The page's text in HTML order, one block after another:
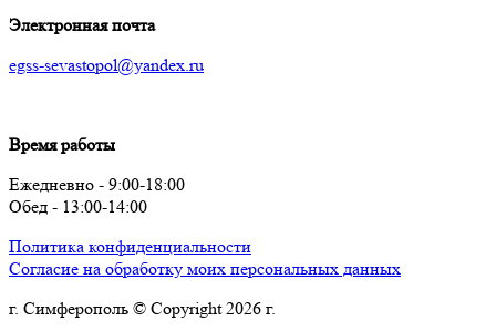
Электронная почта
egss-sevastopol@yandex.ru
Время работы
Ежедневно - 9:00-18:00
Обед - 13:00-14:00
Политика конфиденциальности
Согласие на обработку моих персональных данных
г. Симферополь © Copyright 2026 г.